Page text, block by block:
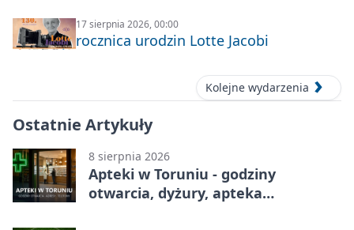
17 sierpnia 2026, 00:00
rocznica urodzin Lotte Jacobi
Kolejne wydarzenia
Ostatnie Artykuły
8 sierpnia 2026
Apteki w Toruniu - godziny
otwarcia, dyżury, apteka